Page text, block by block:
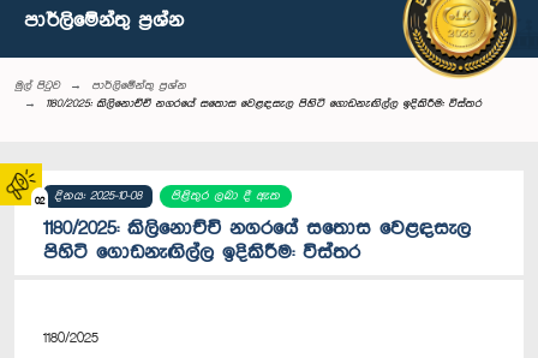
02
පාර්ලි‌මේන්තු‌ ප්‍රශ්න
මුල් පිටුව
පාර්ලි‌මේන්තු‌ ප්‍රශ්න
1180/2025: කිලිනොච්චි නගරයේ සතොස වෙ‍ළඳසැල පිහිටි ගොඩනැඟිල්ල ඉදිකිරීම: විස්තර
දිනය: 2025-10-08 පිළිතුර ලබා දී ඇත
1180/2025: කිලිනොච්චි නගරයේ සතොස වෙ‍ළඳසැල
පිහිටි ගොඩනැඟිල්ල ඉදිකිරීම: විස්තර
1180/2025